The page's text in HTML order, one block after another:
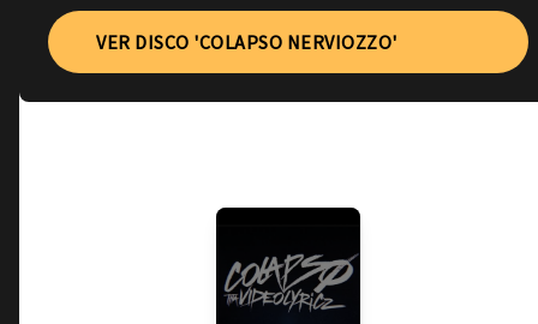
VER DISCO 'COLAPSO NERVIOZZO'